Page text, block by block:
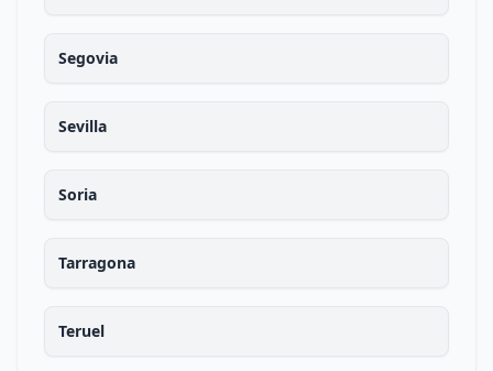
Segovia
Sevilla
Soria
Tarragona
Teruel